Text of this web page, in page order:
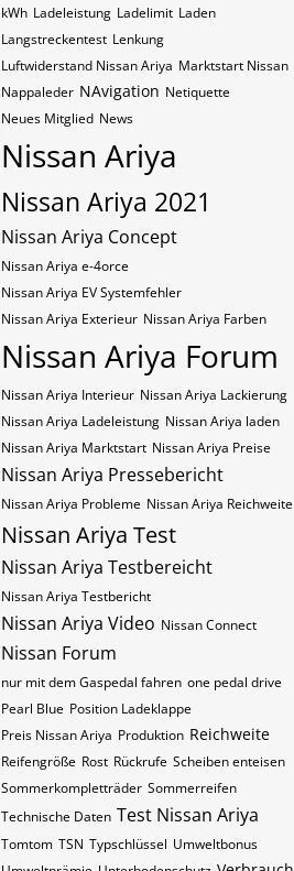
kWh Ladeleistung Ladelimit Laden
Langstreckentest Lenkung
Luftwiderstand Nissan Ariya Marktstart Nissan
Nappaleder NAvigation Netiquette
Neues Mitglied News
Nissan Ariya
Nissan Ariya 2021
Nissan Ariya Concept
Nissan Ariya e-4orce
Nissan Ariya EV Systemfehler
Nissan Ariya Exterieur Nissan Ariya Farben
Nissan Ariya Forum
Nissan Ariya Interieur Nissan Ariya Lackierung
Nissan Ariya Ladeleistung Nissan Ariya laden
Nissan Ariya Marktstart Nissan Ariya Preise
Nissan Ariya Pressebericht
Nissan Ariya Probleme Nissan Ariya Reichweite
Nissan Ariya Test
Nissan Ariya Testbereicht
Nissan Ariya Testbericht
Nissan Ariya Video Nissan Connect
Nissan Forum
nur mit dem Gaspedal fahren one pedal drive
Pearl Blue Position Ladeklappe
Preis Nissan Ariya Produktion Reichweite
Reifengröße Rost Rückrufe Scheiben enteisen
Sommerkompletträder Sommerreifen
Technische Daten Test Nissan Ariya
Tomtom TSN Typschlüssel Umweltbonus